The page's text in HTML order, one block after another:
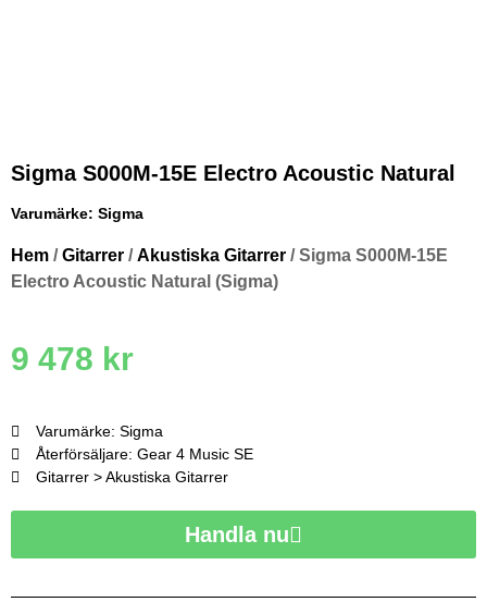
Sigma S000M-15E Electro Acoustic Natural
Varumärke: Sigma
Hem /Gitarrer /Akustiska Gitarrer / Sigma S000M-15E
Electro Acoustic Natural (Sigma)
9 478 kr
Varumärke: Sigma
Återförsäljare: Gear 4 Music SE
Gitarrer > Akustiska Gitarrer
Handla nu